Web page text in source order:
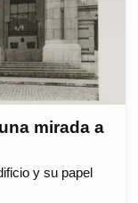
mirada a
y su papel